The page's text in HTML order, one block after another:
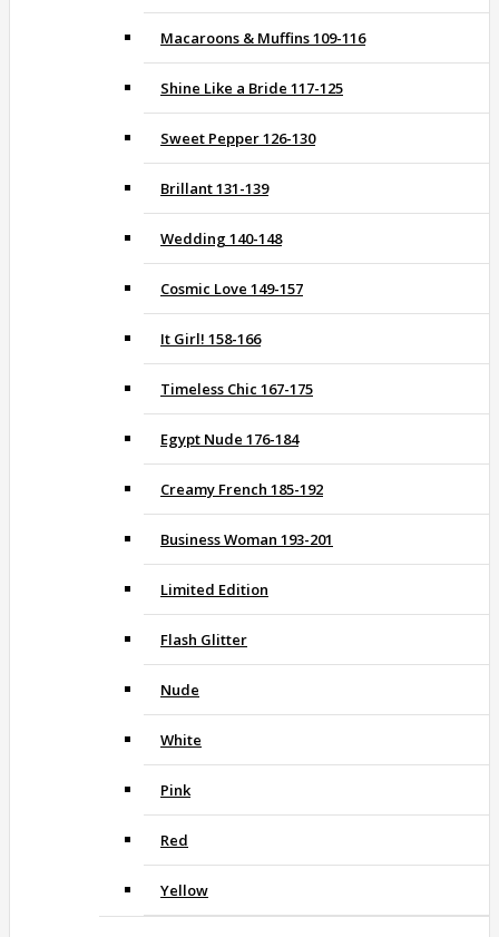
Macaroons & Muffins 109-116
Shine Like a Bride 117-125
Sweet Pepper 126-130
Brillant 131-139
Wedding 140-148
Cosmic Love 149-157
It Girl! 158-166
Timeless Chic 167-175
Egypt Nude 176-184
Creamy French 185-192
Business Woman 193-201
Limited Edition
Flash Glitter
Nude
White
Pink
Red
Yellow